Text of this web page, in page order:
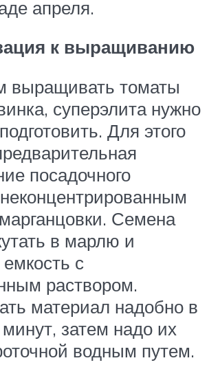
апреля.
к выращиванию
выращивать томаты
суперэлита нужно
Для этого
посадочного
Семена
в марлю и
с
раствором.
материал надобно в
затем надо их
водным путем.